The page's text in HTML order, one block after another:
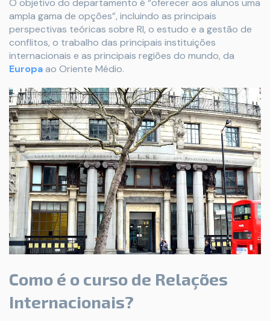
O objetivo do departamento é “oferecer aos alunos uma
ampla gama de opções”, incluindo as principais
perspectivas teóricas sobre RI, o estudo e a gestão de
conflitos, o trabalho das principais instituições
internacionais e as principais regiões do mundo, da
Europaao Oriente Médio.
Como é o curso de Relações
Internacionais?